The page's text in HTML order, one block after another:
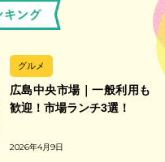
グルメ
広島中央市場｜一般利用も
歓迎！市場ランチ3選！
2026年4月9日